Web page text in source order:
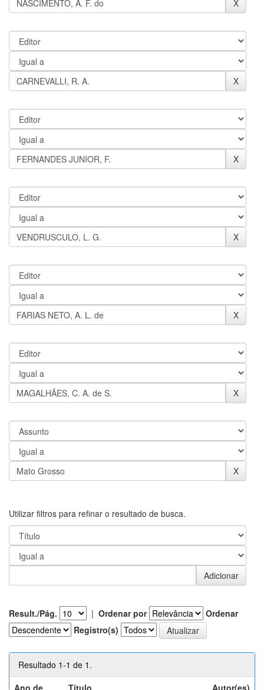
Utilizar filtros para refinar o resultado de busca.
Result./Pág. | Ordenar por
Ordenar
Registro(s)
Resultado 1-1 de 1.
Ano de
Título Autor(es)